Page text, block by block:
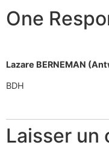
One
Lazare BERNEMAN
BDH
Laisser un